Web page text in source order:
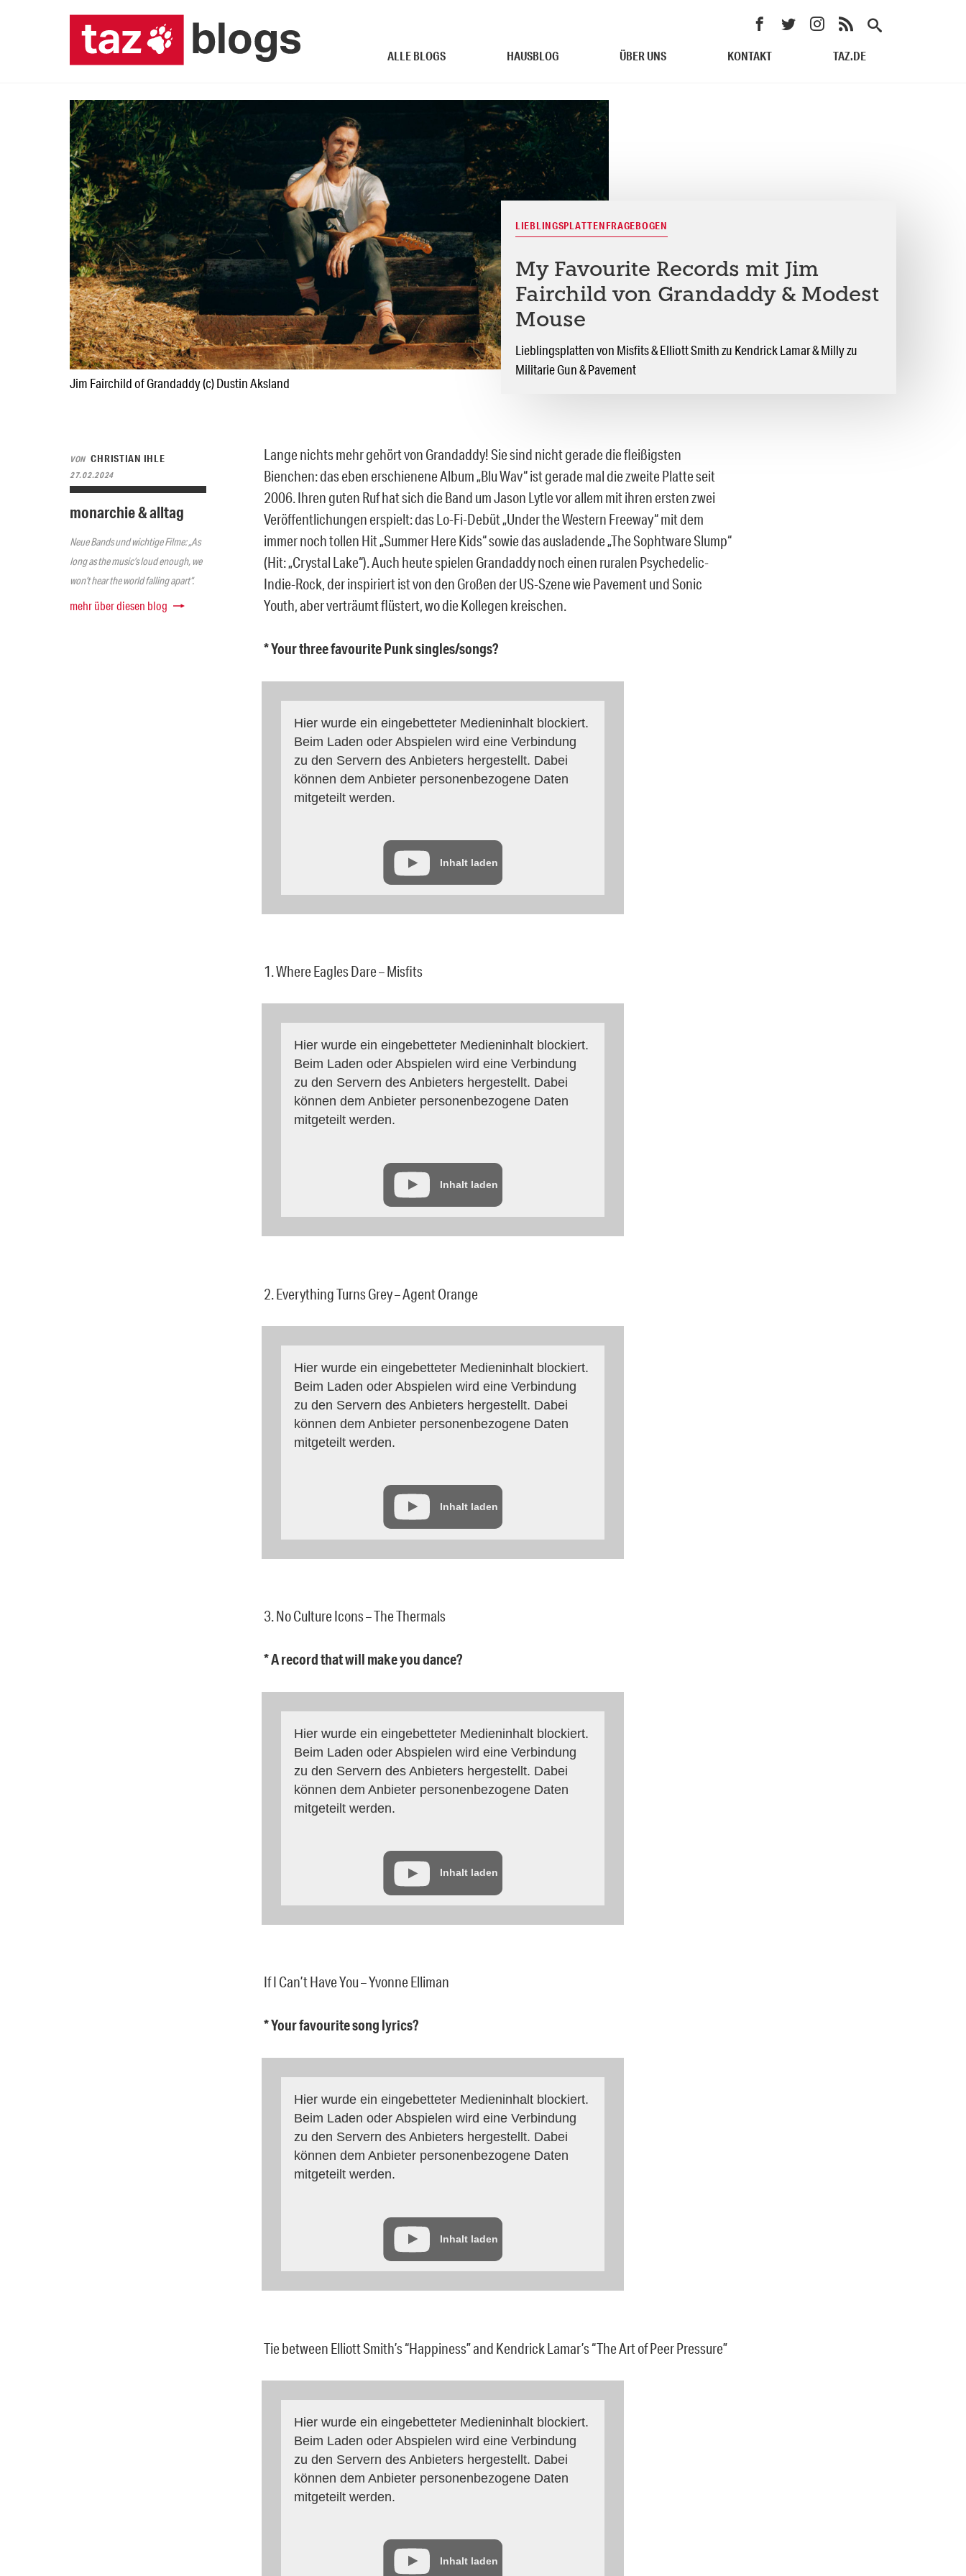
ALLE BLOGS HAUSBLOG ÜBER UNS KONTAKT TAZ.DE
Jim Fairchild of Grandaddy (c) Dustin Aksland
LIEBLINGSPLATTENFRAGEBOGEN
My Favourite Records mit Jim
Fairchild von Grandaddy & Modest
Mouse
Lieblingsplatten von Misfits & Elliott Smith zu Kendrick Lamar & Milly zu
Militarie Gun & Pavement
VON CHRISTIAN IHLE
27.02.2024
monarchie & alltag
Neue Bands und wichtige Filme: „As
long as the music’s loud enough, we
won’t hear the world falling apart“.
mehr über diesen blog
Lange nichts mehr gehört von Grandaddy! Sie sind nicht gerade die fleißigsten
Bienchen: das eben erschienene Album „Blu Wav“ ist gerade mal die zweite Platte seit
2006. Ihren guten Ruf hat sich die Band um Jason Lytle vor allem mit ihren ersten zwei
Veröffentlichungen erspielt: das Lo-Fi-Debüt „Under the Western Freeway“ mit dem
immer noch tollen Hit „Summer Here Kids“ sowie das ausladende „The Sophtware Slump“
(Hit: „Crystal Lake“). Auch heute spielen Grandaddy noch einen ruralen Psychedelic-
Indie-Rock, der inspiriert ist von den Großen der US-Szene wie Pavement und Sonic
Youth, aber verträumt flüstert, wo die Kollegen kreischen.
* Your three favourite Punk singles/songs?
Hier wurde ein eingebetteter Medieninhalt blockiert.
Beim Laden oder Abspielen wird eine Verbindung
zu den Servern des Anbieters hergestellt. Dabei
können dem Anbieter personenbezogene Daten
mitgeteilt werden.
Inhalt laden
1. Where Eagles Dare – Misfits
Hier wurde ein eingebetteter Medieninhalt blockiert.
Beim Laden oder Abspielen wird eine Verbindung
zu den Servern des Anbieters hergestellt. Dabei
können dem Anbieter personenbezogene Daten
mitgeteilt werden.
Inhalt laden
2. Everything Turns Grey – Agent Orange
Hier wurde ein eingebetteter Medieninhalt blockiert.
Beim Laden oder Abspielen wird eine Verbindung
zu den Servern des Anbieters hergestellt. Dabei
können dem Anbieter personenbezogene Daten
mitgeteilt werden.
Inhalt laden
3. No Culture Icons – The Thermals
* A record that will make you dance?
Hier wurde ein eingebetteter Medieninhalt blockiert.
Beim Laden oder Abspielen wird eine Verbindung
zu den Servern des Anbieters hergestellt. Dabei
können dem Anbieter personenbezogene Daten
mitgeteilt werden.
Inhalt laden
If I Can’t Have You – Yvonne Elliman
* Your favourite song lyrics?
Hier wurde ein eingebetteter Medieninhalt blockiert.
Beim Laden oder Abspielen wird eine Verbindung
zu den Servern des Anbieters hergestellt. Dabei
können dem Anbieter personenbezogene Daten
mitgeteilt werden.
Inhalt laden
Tie between Elliott Smith’s “Happiness” and Kendrick Lamar’s “The Art of Peer Pressure”
Hier wurde ein eingebetteter Medieninhalt blockiert.
Beim Laden oder Abspielen wird eine Verbindung
zu den Servern des Anbieters hergestellt. Dabei
können dem Anbieter personenbezogene Daten
mitgeteilt werden.
Inhalt laden